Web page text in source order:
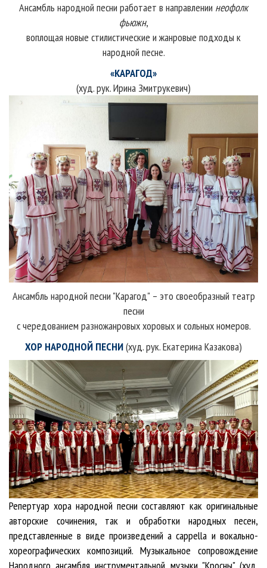
Ансамбль народной песни работает в направлении неофолк
фьюжн,
воплощая новые стилистические и жанровые подходы к
народной песне.
«КАРАГОД»
(худ. рук. Ирина Змитрукевич)
Ансамбль народной песни "Карагод" – это своеобразный театр
песни
с чередованием разножанровых хоровых и сольных номеров.
ХОР НАРОДНОЙ ПЕСНИ(худ. рук. Екатерина Казакова)
Репертуар хора народной песни составляют как оригинальные
авторские сочинения, так и обработки народных песен,
представленные в виде произведений a cappella и вокально-
хореографических композиций. Музыкальное сопровождение
Народного ансамбля инструментальной музыки "Кросны" (худ.